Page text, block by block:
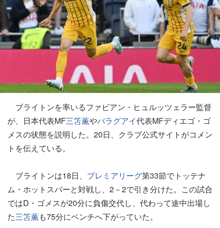
ブライトンを率いるファビアン・ヒュルッツェラー監督
が、日本代表MF三笘薫やパラグアイ代表MFディエゴ・ゴ
メスの状態を説明した。20日、クラブ公式サイトがコメン
トを伝えている。
ブライトンは18日、 プレミアリーグ第33節でトッテナ
ム・ホットスパーと対戦し、2－2で引き分けた。この試合
ではD・ゴメスが20分に負傷交代し、代わって途中出場し
た三笘薫も75分にベンチへ下がっていた。